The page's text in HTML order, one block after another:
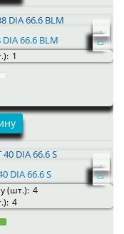
DIA 66.6 BLM
1
DIA 66.6 S
(шт.): 4
4